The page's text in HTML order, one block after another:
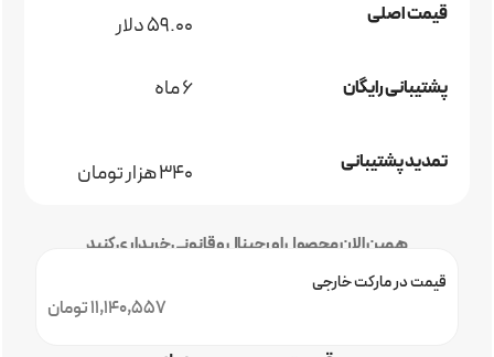
قیمت اصلی 59.00 دلار
پشتیبانی رایگان 6 ماه
تمدید پشتیبانی 340 هزار تومان
همین الان محصول اورجینال و قانونی خریداری کنید
11,140,557 تومان
قیمت در مارکت خارجی